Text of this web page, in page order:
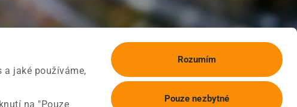
a jaké používáme,
na "Pouze
Rozumím
Pouze nezbytné